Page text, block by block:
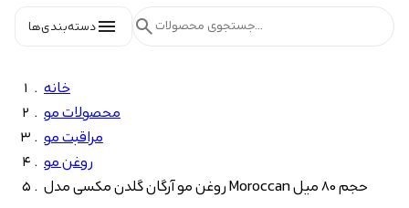
menuدسته‌بندی‌ها search
خانه
محصولات مو
مراقبت مو
روغن مو
روغن مو آرگان گلدن مکسی مدل Moroccan حجم 80 میل